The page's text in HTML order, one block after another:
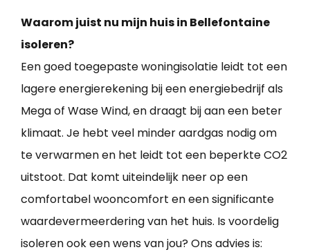
Waarom juist nu mijn huis in Bellefontaine
isoleren?
Een goed toegepaste woningisolatie leidt tot een
lagere energierekening bij een energiebedrijf als
Mega of Wase Wind, en draagt bij aan een beter
klimaat. Je hebt veel minder aardgas nodig om
te verwarmen en het leidt tot een beperkte CO2
uitstoot. Dat komt uiteindelijk neer op een
comfortabel wooncomfort en een significante
waardevermeerdering van het huis. Is voordelig
isoleren ook een wens van jou? Ons advies is: